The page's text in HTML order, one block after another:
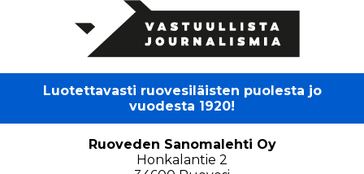
Luotettavasti ruovesiläisten puolesta jo
vuodesta 1920!
Ruoveden Sanomalehti Oy
Honkalantie 2